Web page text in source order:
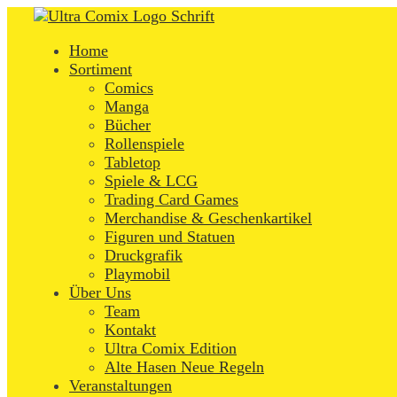
SkipHome
MenuHome
Sortiment
Comics
Manga
Bücher
Rollenspiele
Tabletop
Spiele & LCG
Trading Card Games
Merchandise & Geschenkartikel
Figuren und Statuen
Druckgrafik
Playmobil
Über Uns
Team
Kontakt
Ultra Comix Edition
Alte Hasen Neue Regeln
Veranstaltungen